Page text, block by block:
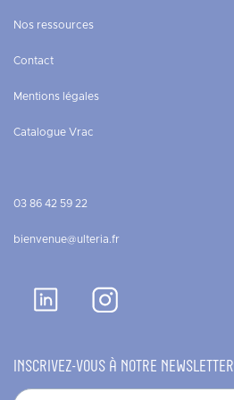
Nos ressources
Contact
Mentions légales
Catalogue Vrac
03 86 42 59 22
bienvenue@ulteria.fr
INSCRIVEZ-VOUS À NOTRE NEWSLETTER